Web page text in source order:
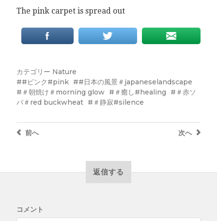
The pink carpet is spread out
カテゴリー Nature
#ピンク#pink
#日本の風景＃japaneselandscape
＃朝焼け＃morning glow
＃癒し#healing
＃赤ソ
バ＃red buckwheat
＃静寂#silence
次へ
前へ
返信する
コメント